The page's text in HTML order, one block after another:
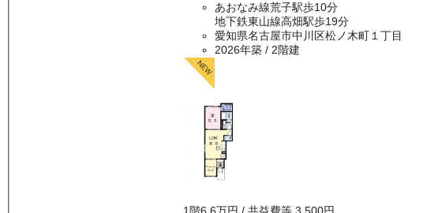
あおなみ線荒子駅歩10分
地下鉄東山線高畑駅歩19分
愛知県名古屋市中川区松ノ木町１丁目
2026年築 / 2階建